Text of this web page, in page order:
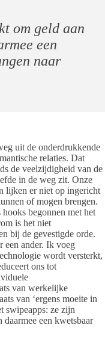
om geld aan
een
naar
uit de onderdrukkende
relaties. Dat
de veelzijdigheid van de
in de weg zit. Onze
lijken er niet op ingericht
of mogen brengen.
begonnen met het
is het niet
bij de gevestigde orde.
een ander. Ik voeg
wordt versterkt,
ons tot
van werkelijke
van ‘ergens moeite in
swipeapps: ze zijn
daarmee een kwetsbaar